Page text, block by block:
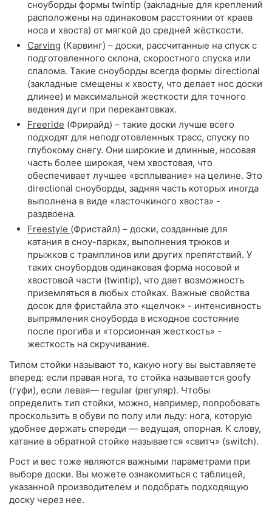
сноуборды формы twintip (закладные для креплений
расположены на одинаковом расстоянии от краев
носа и хвоста) от мягкой до средней жёсткости.
Carving (Карвинг) – доски, рассчитанные на спуск с
подготовленного склона, скоростного спуска или
слалома. Такие сноуборды всегда формы directional
(закладные смещены к хвосту, что делает нос доски
длинее) и максимальной жесткости для точного
ведения дуги при перекантовках.
Freeride (Фрирайд) – такие доски лучше всего
подходят для неподготовленных трасс, спуску по
глубокому снегу. Они широкие и длинные, носовая
часть более широкая, чем хвостовая, что
обеспечивает лучшее «всплывание» на целине. Это
directional сноуборды, задняя часть которых иногда
выполнена в виде «ласточкиного хвоста» -
раздвоена.
Freestyle (Фристайл) – доски, созданные для
катания в сноу-парках, выполнения трюков и
прыжков с трамплинов или других препятствий. У
таких сноубордов одинаковая форма носовой и
хвостовой части (twintip), что дает возможность
приземляться в любых стойках. Важные свойства
досок для фристайла это «щелчок» - интенсивность
выпрямления сноуборда в исходное состояние
после прогиба и «торсионная жесткость» -
жесткость на скручивание.
Типом стойки называют то, какую ногу вы выставляете
вперед: если правая нога, то стойка называется goofy
(гуфи), если левая— regular (регуляр). Чтобы
определить тип стойки, можно, например, попробовать
проскользить в обуви по полу или льду: нога, которую
удобнее держать спереди — ведущая, опорная. К слову,
катание в обратной стойке называется «свитч» (switch).
Рост и вес тоже являются важными параметрами при
выборе доски. Вы можете ознакомиться с таблицей,
указанной производителем и подобрать подходящую
доску через нее.